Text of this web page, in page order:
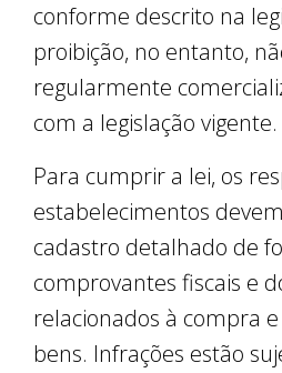
conforme descrito na
proibição, no entanto,
regularmente
com a legislação vigente.
Para cumprir a lei, os
estabelecimentos
cadastro detalhado de
comprovantes fiscais e
relacionados à compra
bens. Infrações estão